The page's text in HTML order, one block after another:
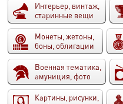
Интерьер, винтаж,
старинные вещи
Монеты, жетоны,
боны, облигации
Военная тематика,
амуниция, фото
Картины, рисунки,